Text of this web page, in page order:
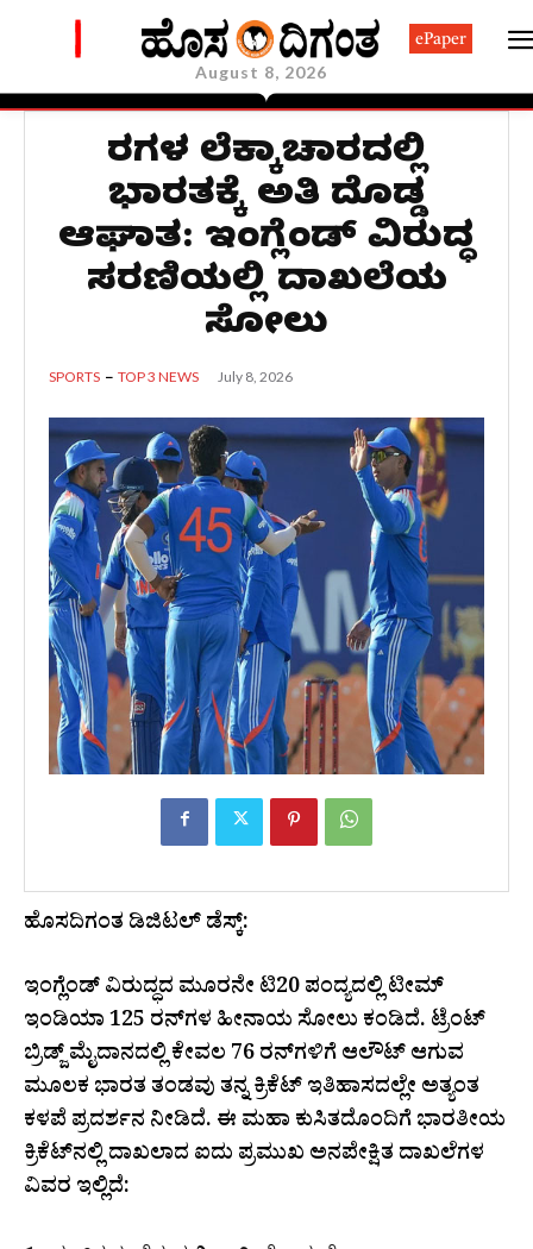
August 8, 2026
ePaper
ರನ್‌ಗಳ ಲೆಕ್ಕಾಚಾರದಲ್ಲಿ
ಭಾರತಕ್ಕೆ ಅತಿ ದೊಡ್ಡ
ಆಘಾತ: ಇಂಗ್ಲೆಂಡ್ ವಿರುದ್ಧ
ಸರಣಿಯಲ್ಲಿ ದಾಖಲೆಯ
ಸೋಲು
SPORTS TOP 3 NEWS July 8, 2026
ಹೊಸದಿಗಂತ ಡಿಜಿಟಲ್ ಡೆಸ್ಕ್:
ಇಂಗ್ಲೆಂಡ್ ವಿರುದ್ಧದ ಮೂರನೇ ಟಿ20 ಪಂದ್ಯದಲ್ಲಿ ಟೀಮ್
ಇಂಡಿಯಾ 125 ರನ್‌ಗಳ ಹೀನಾಯ ಸೋಲು ಕಂಡಿದೆ. ಟ್ರೆಂಟ್
ಬ್ರಿಡ್ಜ್ ಮೈದಾನದಲ್ಲಿ ಕೇವಲ 76 ರನ್‌ಗಳಿಗೆ ಆಲೌಟ್ ಆಗುವ
ಮೂಲಕ ಭಾರತ ತಂಡವು ತನ್ನ ಕ್ರಿಕೆಟ್ ಇತಿಹಾಸದಲ್ಲೇ ಅತ್ಯಂತ
ಕಳಪೆ ಪ್ರದರ್ಶನ ನೀಡಿದೆ. ಈ ಮಹಾ ಕುಸಿತದೊಂದಿಗೆ ಭಾರತೀಯ
ಕ್ರಿಕೆಟ್‌ನಲ್ಲಿ ದಾಖಲಾದ ಐದು ಪ್ರಮುಖ ಅನಪೇಕ್ಷಿತ ದಾಖಲೆಗಳ
ವಿವರ ಇಲ್ಲಿದೆ: